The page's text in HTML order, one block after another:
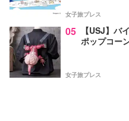
女子旅プレス
05
【USJ】バ
ポップコー
女子旅プレス